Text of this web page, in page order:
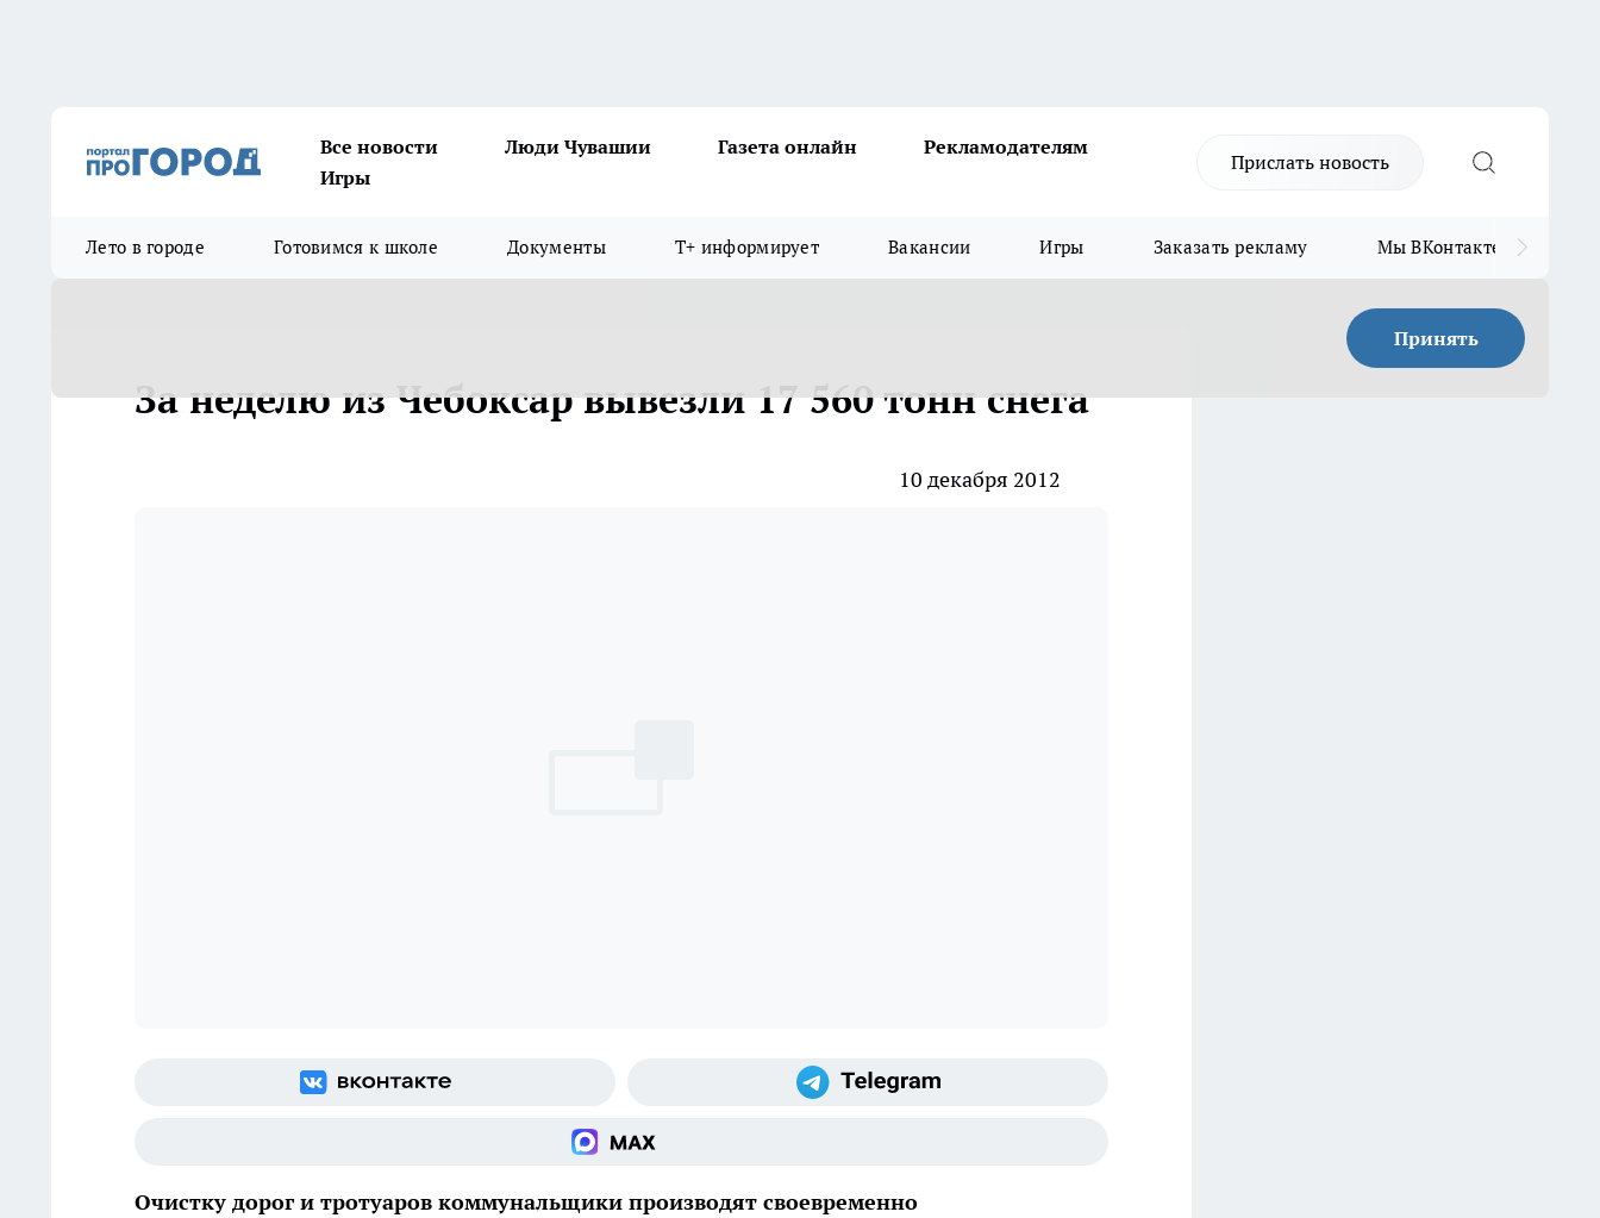
Все новости Люди Чувашии Газета онлайн
Рекламодателям
Игры
Прислать новость
Лето в городе Готовимся к школе Документы Т+ информирует Вакансии Игры Заказать рекламу Мы ВКонтакте
Принять
За неделю из Чебоксар вывезли 17 560 тонн снега
10 декабря 2012
Очистку дорог и тротуаров коммунальщики производят своевременно